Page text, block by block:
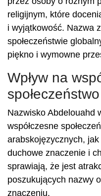
religijnym, które
i wyjątkowość. Nazwa
społeczeństwie
piękno i wymowne
Wpływ na
społeczeństwo
Nazwisko Abdelouahd
współczesne
arabskojęzycznych,
duchowe znaczenie i
sprawiają, że jest
poszukujących nazwy
znaczeniu.